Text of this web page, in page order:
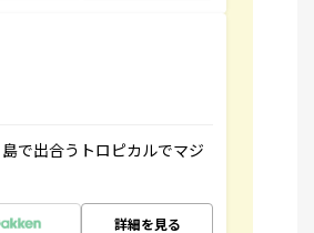
で出合うトロピカルでマジ
詳細を見る